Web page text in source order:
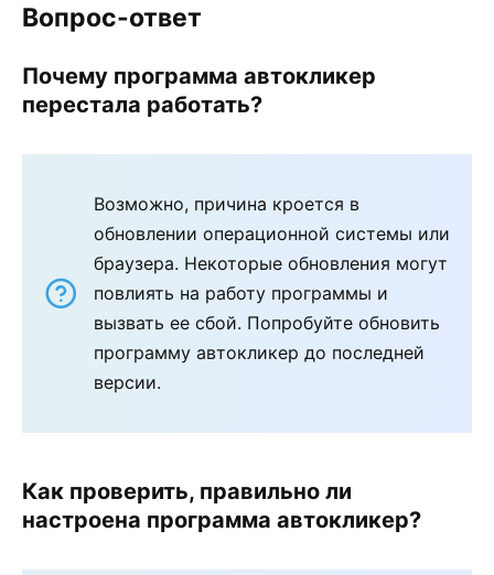
Вопрос-ответ
Почему программа автокликер
перестала работать?
Возможно, причина кроется в
обновлении операционной системы или
браузера. Некоторые обновления могут
повлиять на работу программы и
вызвать ее сбой. Попробуйте обновить
программу автокликер до последней
версии.
Как проверить, правильно ли
настроена программа автокликер?